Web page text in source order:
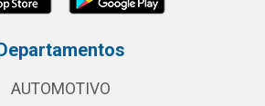
AUTOMOTIVO